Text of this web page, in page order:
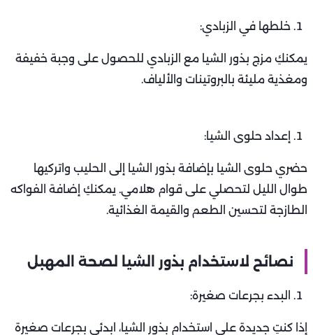
خلطها في الزبادي:
يمكنكِ مزج بذور الشيا مع الزبادي للحصول على وجبة خفيفة
ومغذية مليئة بالبروتينات والألياف.
إعداد حلوى الشيا:
حضري حلوى الشيا بإضافة بذور الشيا إلى الحليب واتركيها
طوال الليل لتحصلي على قوام هلامي. يمكنكِ إضافة الفواكه
الطازجة لتحسين الطعم والقيمة الغذائية.
نصائح لاستخدام بذور الشيا لصحة المهبل
البدء بجرعات صغيرة:
إذا كنتِ جديدة على استخدام بذور الشيا، ابدئي بجرعات صغيرة